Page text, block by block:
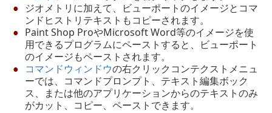
ジオメトリに加えて、ビューポートのイメージとコマ
ンドヒストリテキストもコピーされます。
Paint Shop ProやMicrosoft Word等のイメージを使
用できるプログラムにペーストすると、ビューポート
のイメージもペーストされます。
コマンドウィンドウの右クリックコンテクストメニュ
ーでは、コマンドプロンプト、テキスト編集ボック
ス、または他のアプリケーションからのテキストのみ
がカット、コピー、ペーストできます。